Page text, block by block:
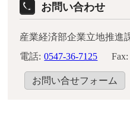
お問い合わせ
産業経済部企業立地推進
電話: 0547-36-7125 Fax:
お問い合せフォーム